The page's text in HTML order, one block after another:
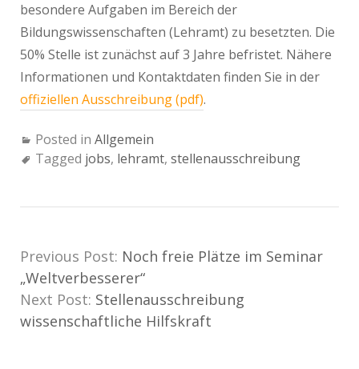
besondere Aufgaben im Bereich der
Bildungswissenschaften (Lehramt) zu besetzten. Die
50% Stelle ist zunächst auf 3 Jahre befristet. Nähere
Informationen und Kontaktdaten finden Sie in der
offiziellen Ausschreibung (pdf).
Posted in Allgemein
Tagged jobs, lehramt, stellenausschreibung
Previous Post: Noch freie Plätze im Seminar
„Weltverbesserer“
Next Post: Stellenausschreibung
wissenschaftliche Hilfskraft